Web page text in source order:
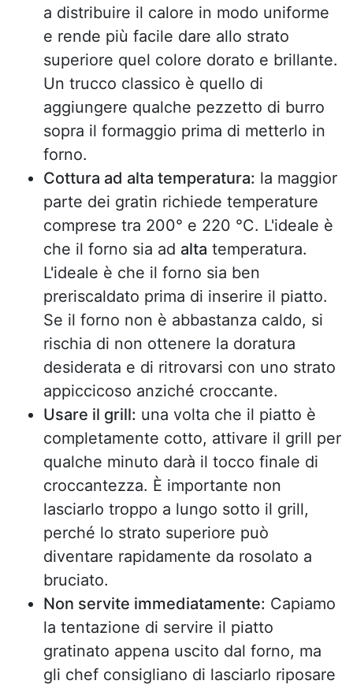
a distribuire il calore in modo uniforme
e rende più facile dare allo strato
superiore quel colore dorato e brillante.
Un trucco classico è quello di
aggiungere qualche pezzetto di burro
sopra il formaggio prima di metterlo in
forno.
Cottura ad alta temperatura: la maggior
parte dei gratin richiede temperature
comprese tra 200° e 220 °C. L'ideale è
che il forno sia ad alta temperatura.
L'ideale è che il forno sia ben
preriscaldato prima di inserire il piatto.
Se il forno non è abbastanza caldo, si
rischia di non ottenere la doratura
desiderata e di ritrovarsi con uno strato
appiccicoso anziché croccante.
Usare il grill: una volta che il piatto è
completamente cotto, attivare il grill per
qualche minuto darà il tocco finale di
croccantezza. È importante non
lasciarlo troppo a lungo sotto il grill,
perché lo strato superiore può
diventare rapidamente da rosolato a
bruciato.
Non servite immediatamente: Capiamo
la tentazione di servire il piatto
gratinato appena uscito dal forno, ma
gli chef consigliano di lasciarlo riposare